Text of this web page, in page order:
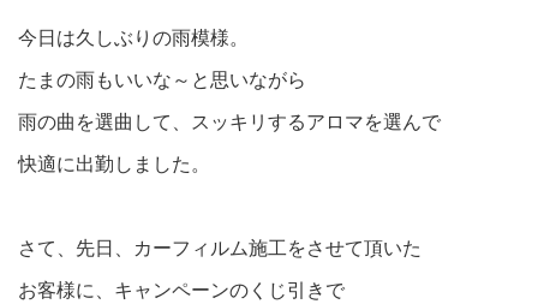
今日は久しぶりの雨模様。
たまの雨もいいな～と思いながら
雨の曲を選曲して、スッキリするアロマを選んで
快適に出勤しました。
さて、先日、カーフィルム施工をさせて頂いた
お客様に、キャンペーンのくじ引きで